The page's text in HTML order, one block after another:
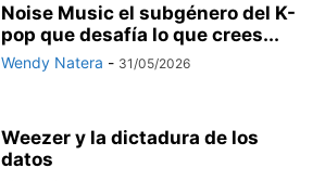
Noise Music el subgénero del K-
pop que desafía lo que crees...
Wendy Natera - 31/05/2026
Weezer y la dictadura de los
datos